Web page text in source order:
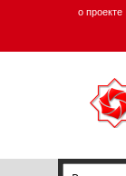
о проекте